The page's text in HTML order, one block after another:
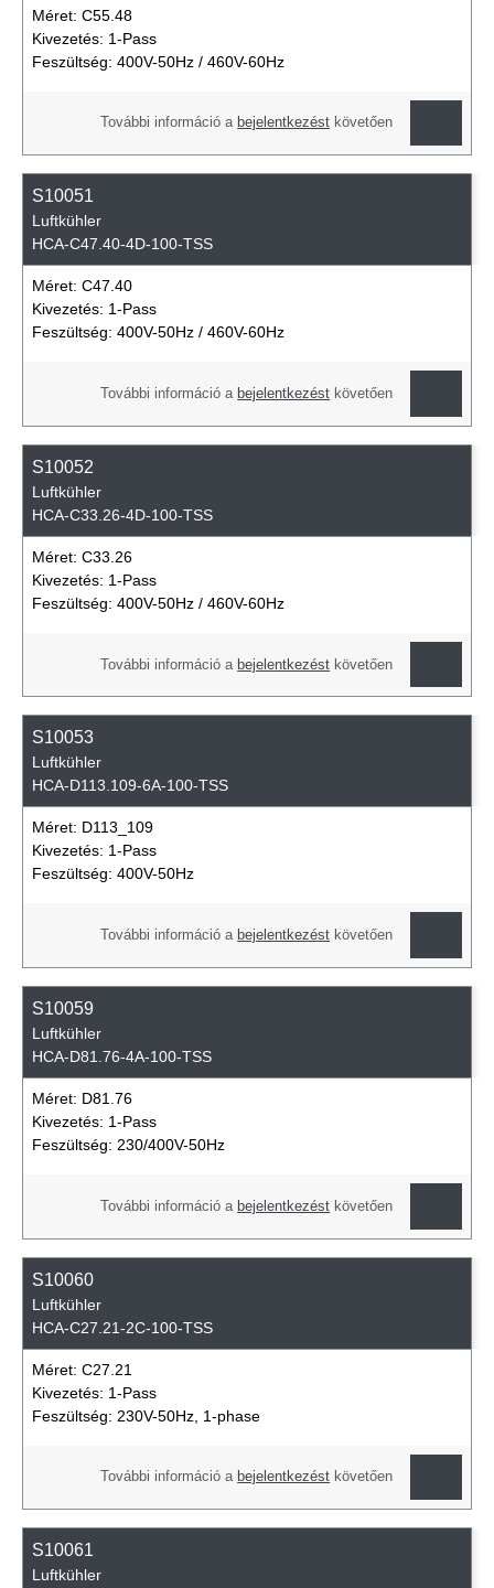
Méret: C55.48
Kivezetés: 1-Pass
Feszültség: 400V-50Hz / 460V-60Hz
További információ a bejelentkezést követően
S10051
Luftkühler
HCA-C47.40-4D-100-TSS
Méret: C47.40
Kivezetés: 1-Pass
Feszültség: 400V-50Hz / 460V-60Hz
További információ a bejelentkezést követően
S10052
Luftkühler
HCA-C33.26-4D-100-TSS
Méret: C33.26
Kivezetés: 1-Pass
Feszültség: 400V-50Hz / 460V-60Hz
További információ a bejelentkezést követően
S10053
Luftkühler
HCA-D113.109-6A-100-TSS
Méret: D113_109
Kivezetés: 1-Pass
Feszültség: 400V-50Hz
További információ a bejelentkezést követően
S10059
Luftkühler
HCA-D81.76-4A-100-TSS
Méret: D81.76
Kivezetés: 1-Pass
Feszültség: 230/400V-50Hz
További információ a bejelentkezést követően
S10060
Luftkühler
HCA-C27.21-2C-100-TSS
Méret: C27.21
Kivezetés: 1-Pass
Feszültség: 230V-50Hz, 1-phase
További információ a bejelentkezést követően
S10061
Luftkühler